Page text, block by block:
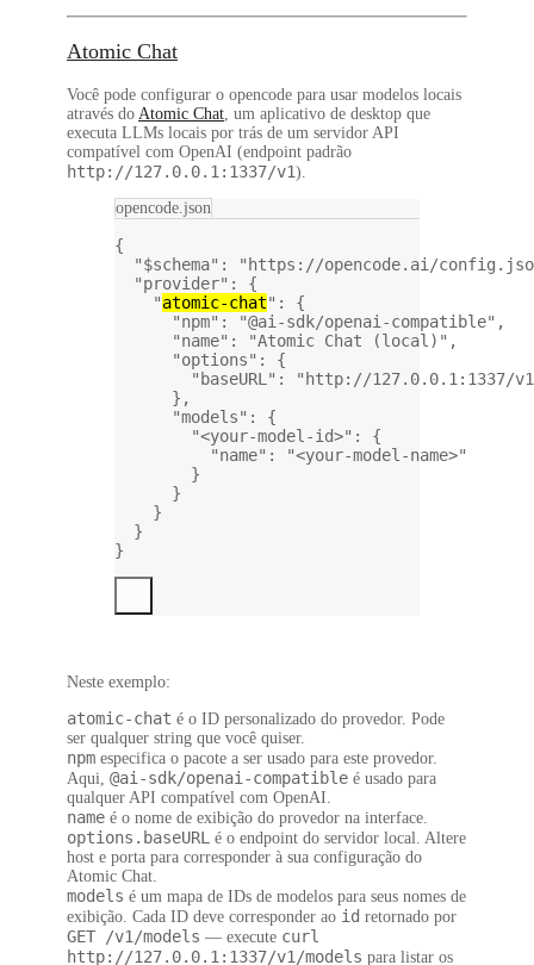
Atomic Chat
Você pode configurar o opencode para usar modelos locais
através do Atomic Chat, um aplicativo de desktop que
executa LLMs locais por trás de um servidor API
compatível com OpenAI (endpoint padrão
http://127.0.0.1:1337/v1).
opencode.json
{
"$schema" :
"https://opencode.ai/
"provider" : {
"atomic-chat" : {
"npm" : "@ai-sdk/openai-compatible" ,
"name" : "Atomic Chat (local)" ,
"options" : {
"baseURL" :
"http://127.0.0.1:1337/
},
"models" : {
"<your-model-id>" : {
"name" :
"<your-model-name>"
}
}
}
}
}
Neste exemplo:
atomic-chat é o ID personalizado do provedor. Pode
ser qualquer string que você quiser.
npm especifica o pacote a ser usado para este provedor.
Aqui, @ai-sdk/openai-compatible é usado para
qualquer API compatível com OpenAI.
name é o nome de exibição do provedor na interface.
options.baseURL é o endpoint do servidor local. Altere
host e porta para corresponder à sua configuração do
Atomic Chat.
models é um mapa de IDs de modelos para seus nomes de
exibição. Cada ID deve corresponder ao id retornado por
GET /v1/models — execute curl
http://127.0.0.1:1337/v1/models para listar os